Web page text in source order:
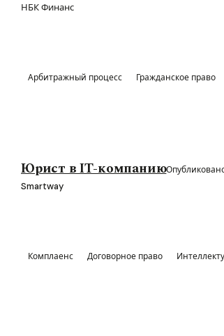
НБК Финанс
Арбитражный процесс Гражданское право
Юрист в IT-компанию
Smartway
Комплаенс Договорное право